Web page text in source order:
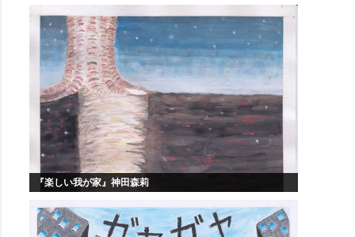
『楽しい我が家』神田森莉